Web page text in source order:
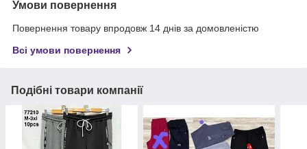
Умови повернення
Повернення товару впродовж 14 днів за домовленістю
Всі умови повернення
Подібні товари компанії